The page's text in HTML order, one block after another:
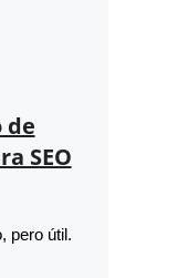
de
SEO
pero útil.